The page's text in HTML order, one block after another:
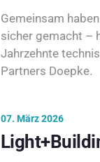
Gemeinsam
sicher gemacht –
Jahrzehnte
Partners Doepke.
07. März 2026